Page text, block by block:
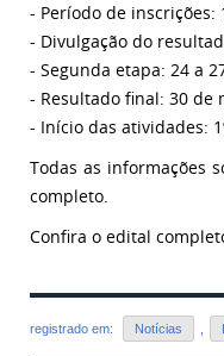
- Período de inscrições:
- Divulgação do
- Segunda etapa: 24 a
- Resultado final: 30 de
- Início das atividades:
Todas as informações
completo.
Confira o edital
registrado em: Notícias